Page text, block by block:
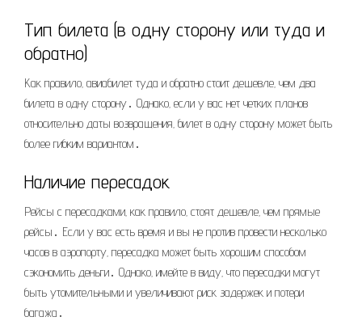
Тип билета (в одну сторону или туда и
обратно)
Как правило‚ авиабилет туда и обратно стоит дешевле‚ чем два
билета в одну сторону․ Однако‚ если у вас нет четких планов
относительно даты возвращения‚ билет в одну сторону может быть
более гибким вариантом․
Наличие пересадок
Рейсы с пересадками‚ как правило‚ стоят дешевле‚ чем прямые
рейсы․ Если у вас есть время и вы не против провести несколько
часов в аэропорту‚ пересадка может быть хорошим способом
сэкономить деньги․ Однако‚ имейте в виду‚ что пересадки могут
быть утомительными и увеличивают риск задержек и потери
багажа․